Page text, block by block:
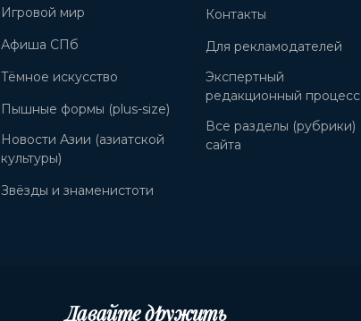
Игровой мир
Афиша СПб
Тёмное искусство
Пышные формы (plus-size)
Новости Азии (азиатской
культуры)
Звёзды и знаменистоти
Контакты
Для рекламодателей
Экспертный
редакционный процесс
Все разделы (рубрики)
сайта
Давайте дружить